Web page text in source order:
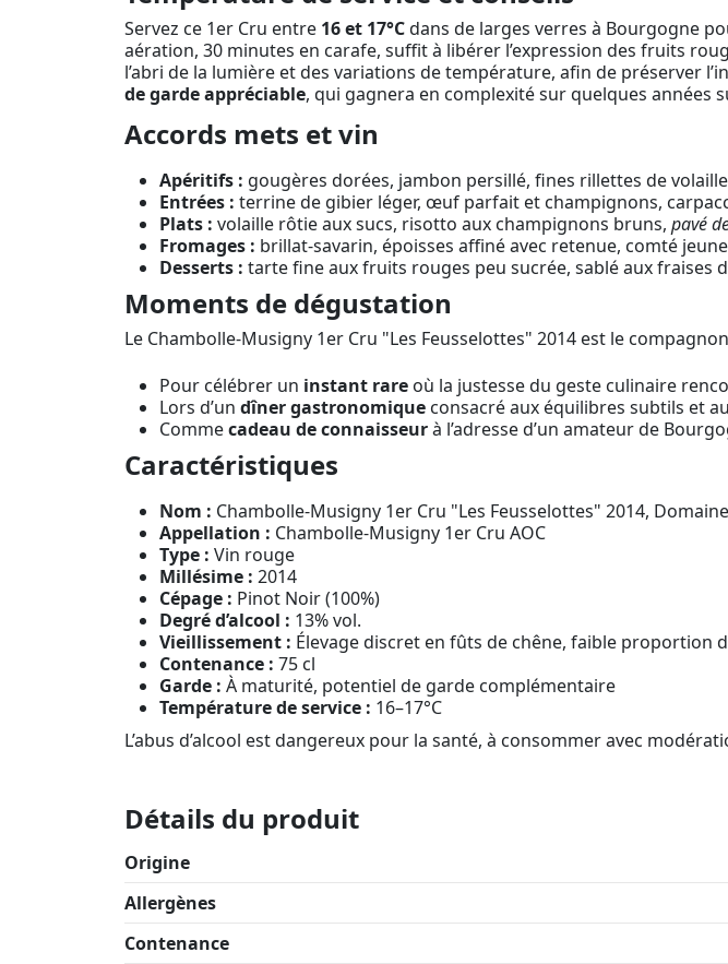
Servez ce 1er Cru entre 16 et 17°Cdans de larges verres à Bourgogne
aération, 30 minutes en carafe, suffit à libérer l’expression des fruits
l’abri de la lumière et des variations de température, afin de préserver
de garde appréciable, qui gagnera en complexité sur quelques
Accords mets et vin
Apéritifs : gougères dorées, jambon persillé, fines rillettes de
Entrées : terrine de gibier léger, œuf parfait et champignons,
Plats : volaille rôtie aux sucs, risotto aux champignons bruns, pavé
Fromages : brillat-savarin, époisses affiné avec retenue, comté
Desserts : tarte fine aux fruits rouges peu sucrée, sablé aux fraises
Moments de dégustation
Le Chambolle-Musigny 1er Cru "Les Feusselottes" 2014 est le
Pour célébrer un instant rare où la justesse du geste culinaire
Lors d’un dîner gastronomique consacré aux équilibres subtils et
Commecadeau de connaisseurà l’adresse d’un amateur de
Caractéristiques
Nom : Chambolle-Musigny 1er Cru "Les Feusselottes" 2014,
Appellation : Chambolle-Musigny 1er Cru AOC
Type : Vin rouge
Millésime : 2014
Cépage : Pinot Noir (100%)
Degré d’alcool : 13% vol.
Vieillissement : Élevage discret en fûts de chêne, faible proportion
Contenance : 75 cl
Garde : À maturité, potentiel de garde complémentaire
Température de service : 16–17°C
L’abus d’alcool est dangereux pour la santé, à consommer avec
Détails du produit
Origine
Allergènes
Contenance